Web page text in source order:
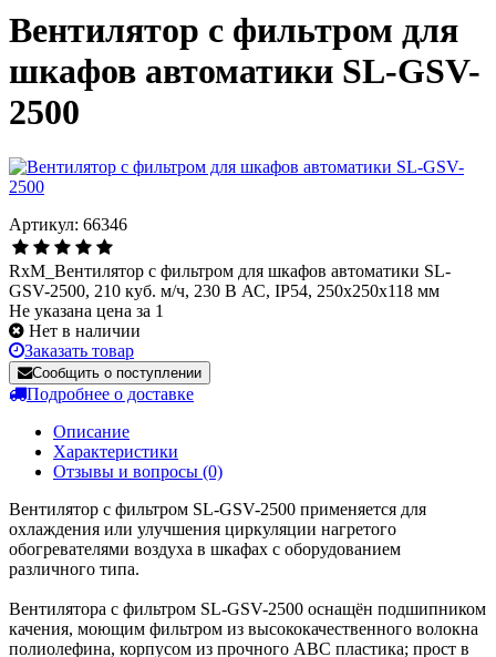
Вентилятор с фильтром для
шкафов автоматики SL-GSV-
2500
Артикул: 66346
RxM_Вентилятор с фильтром для шкафов автоматики SL-
GSV-2500, 210 куб. м/ч, 230 В АС, IP54, 250x250x118 мм
Не указана цена за 1
Нет в наличии
Заказать товар
Сообщить о поступлении
Подробнее о доставке
Описание
Характеристики
Отзывы и вопросы (0)
Вентилятор с фильтром SL-GSV-2500 применяется для
охлаждения или улучшения циркуляции нагретого
обогревателями воздуха в шкафах с оборудованием
различного типа.
Вентилятора с фильтром SL-GSV-2500 оснащён подшипником
качения, моющим фильтром из высококачественного волокна
полиолефина, корпусом из прочного ABC пластика; прост в